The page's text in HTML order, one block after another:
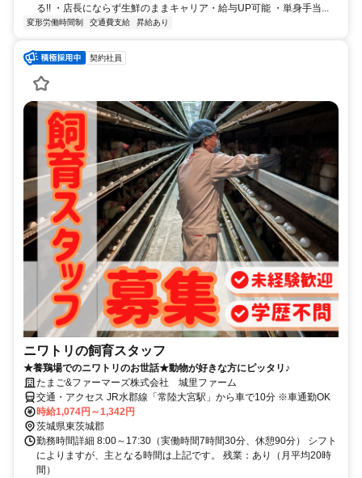
る!! ・店長にならず生鮮のままキャリア・給与UP可能 ・単身手当...
変形労働時間制 交通費支給 昇給あり
契約社員
ニワトリの飼育スタッフ
★養鶏場でのニワトリのお世話★動物が好きな方にピッタリ♪
たまご&ファーマーズ株式会社 城里ファーム
交通・アクセス JR水郡線「常陸大宮駅」から車で10分 ※車通勤OK
時給1,074円～1,342円
茨城県東茨城郡
勤務時間詳細 8:00～17:30（実働時間7時間30分、休憩90分） シフト
によりますが、主となる時間は上記です。 残業：あり（月平均20時
間）